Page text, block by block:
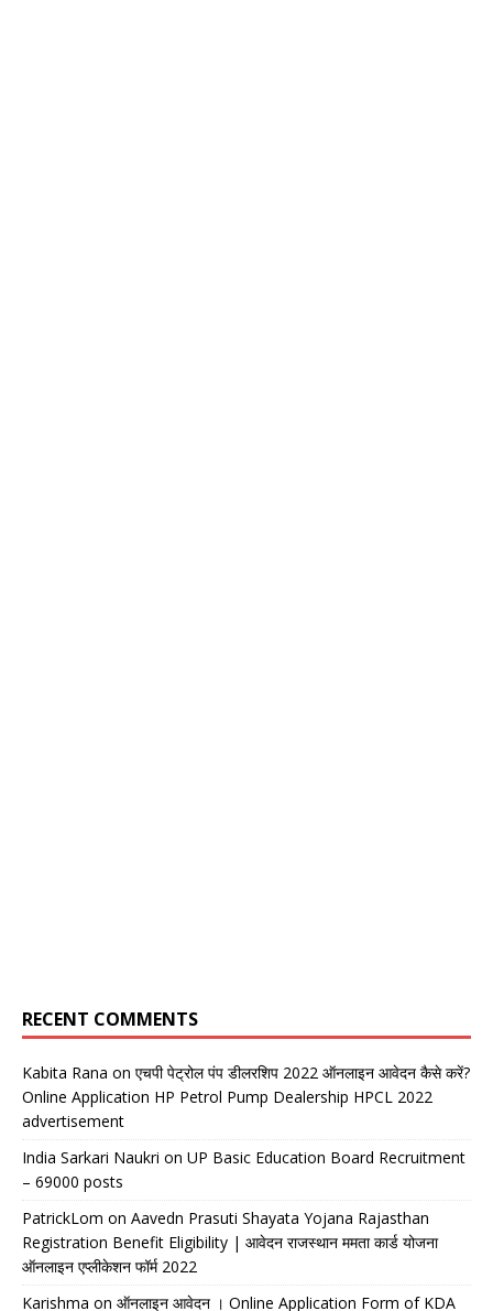
RECENT COMMENTS
Kabita Rana on एचपी पेट्रोल पंप डीलरशिप 2022 ऑनलाइन आवेदन कैसे करें?
Online Application HP Petrol Pump Dealership HPCL 2022
advertisement
India Sarkari Naukri on UP Basic Education Board Recruitment
– 69000 posts
PatrickLom on Aavedn Prasuti Shayata Yojana Rajasthan
Registration Benefit Eligibility | आवेदन राजस्थान ममता कार्ड योजना
ऑनलाइन एप्लीकेशन फॉर्म 2022
Karishma on ऑनलाइन आवेदन । Online Application Form of KDA